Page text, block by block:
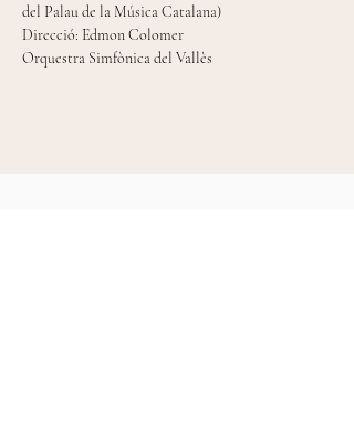
del Palau de la Música Catalana)
Direcció: Edmon Colomer
Orquestra Simfònica del Vallès